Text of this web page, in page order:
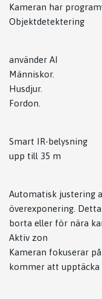
Kameran har
Objektdetektering
använder AI
Människor.
Husdjur.
Fordon.
Smart IR-belysning
upp till 35 m
Automatisk justering
överexponering.
borta eller för nära
Aktiv zon
Kameran fokuserar
kommer att upptäcka